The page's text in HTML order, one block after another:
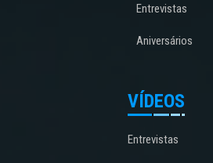
Entrevistas
Aniversários
VÍDEOS
Entrevistas